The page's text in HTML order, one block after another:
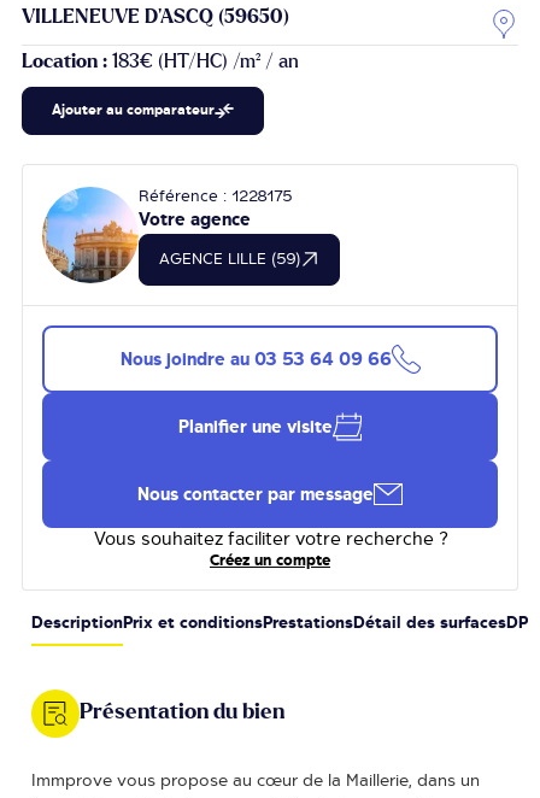
VILLENEUVE D'ASCQ (59650)
Location : 183€ (HT/HC) /m² / an
Ajouter au comparateur
Référence : 1228175
Votre agence
AGENCE LILLE (59)
Nous joindre au 03 53 64 09 66
Planifier une visite
Nous contacter par message
Vous souhaitez faciliter votre recherche ?
Créez un compte
Description Prix et conditions Prestations Détail des surfaces DPE
Présentation du bien
Immprove vous propose au cœur de la Maillerie, dans un